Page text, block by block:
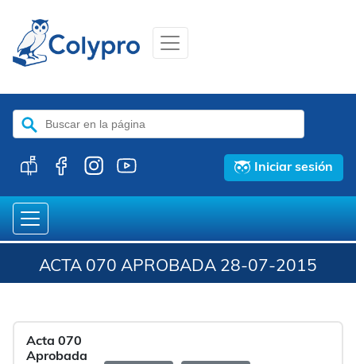
Buscar:
Iniciar sesión
ACTA 070 APROBADA 28-07-2015
Acta 070
Aprobada